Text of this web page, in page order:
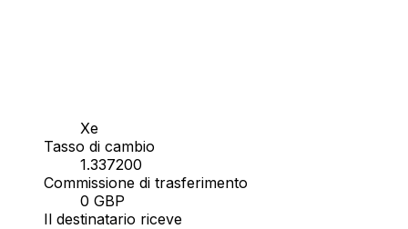
Xe
Tasso di cambio
1.337200
Commissione di trasferimento
0 GBP
Il destinatario riceve